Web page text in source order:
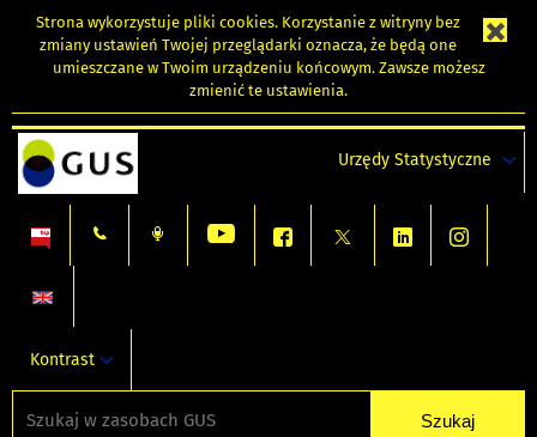
Strona wykorzystuje pliki cookies. Korzystanie z witryny bez
zmiany ustawień Twojej przeglądarki oznacza, że będą one
umieszczane w Twoim urządzeniu końcowym. Zawsze możesz
zmienić te ustawienia.
Urzędy Statystyczne
Kontrast